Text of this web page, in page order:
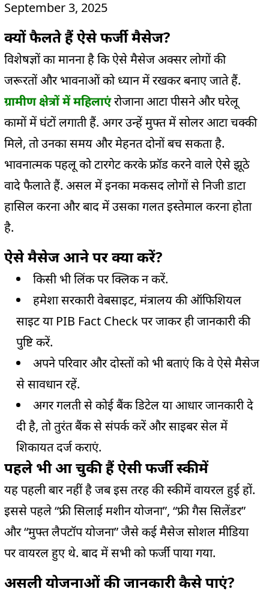
September 3, 2025
क्यों फैलते हैं ऐसे फर्जीमैसेज?
विशेषज्ञों का मानना है कि ऐसेमैसेजअक्सरलोगों की
जरूरतों और भावनाओं को ध्यान में रखकर बनाए जाते हैं.
ग्रामीण क्षेत्रों में महिलाएंरोजाना आटा पीसने और घरेलू
कामों में घंटों लगाती हैं. अगर उन्हें मुफ्त मेंसोलरआटा चक्की
मिले, तो उनका समय और मेहनत दोनों बच सकता है.
भावनात्मक पहलू कोटारगेटकरकेफ्रॉडकरने वाले ऐसे झूठे
वादे फैलाते हैं. असल में इनका मकसद लोगों से निजी डाटा
हासिल करना और बाद में उसका गलत इस्तेमाल करना होता
है.
ऐसेमैसेजआने पर क्या करें?
किसी भी लिंक पर क्लिक न करें.
हमेशा सरकारी वेबसाइट, मंत्रालय कीऑफिशियल
साइटया PIB Fact Checkपर जाकर ही जानकारी की
पुष्टि करें.
अपने परिवार और दोस्तों को भी बताएं कि वे ऐसेमैसेज
से सावधान रहें.
अगर गलती से कोई बैंकडिटेलया आधार जानकारी दे
दी है, तो तुरंत बैंक से संपर्क करें औरसाइबरसेल में
शिकायत दर्ज कराएं.
पहले भी आ चुकी हैं ऐसी फर्जी स्कीमें
यह पहली बार नहीं है जब इस तरह की स्कीमेंवायरलहुई हों.
इससे पहले “फ्रीसिलाई मशीन योजना”, “फ्रीगैससिलेंडर”
और “मुफ्तलैपटॉपयोजना” जैसे कईमैसेजसोशलमीडिया
परवायरलहुए थे. बाद में सभी को फर्जी पाया गया.
असली योजनाओं की जानकारी कैसे पाएं?